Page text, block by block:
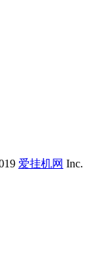
爱挂机网 Inc.